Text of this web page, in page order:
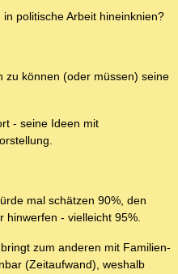
politische Arbeit hineinknien?
zu können (oder müssen) seine
- seine Ideen mit
mal schätzen 90%, den
hinwerfen - vielleicht 95%.
zum anderen mit Familien-
(Zeitaufwand), weshalb